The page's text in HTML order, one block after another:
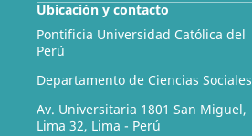
Ubicación y contacto
Pontificia Universidad Católica del
Perú
Departamento de Ciencias Sociales
Av. Universitaria 1801 San Miguel,
Lima 32, Lima - Perú